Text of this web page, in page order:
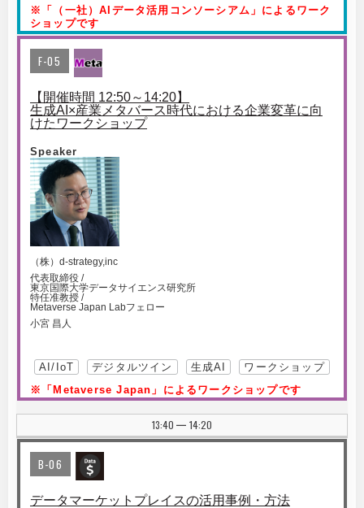
※「（一社）AIデータ活用コンソーシアム」によるワーク
ショップです
F-05
【開催時間 12:50～14:20】
生成AI×産業メタバース時代における企業変革に向
けたワークショップ
Speaker
（株）d-strategy,inc
代表取締役 /
東京国際大学データサイエンス研究所
特任准教授 /
Metaverse Japan Labフェロー
小宮 昌人
AI/IoT デジタルツイン 生成AI
ワークショップ
※「Metaverse Japan」によるワークショップです
13:40 | 14:20
B-06
データマーケットプレイスの活用事例・方法